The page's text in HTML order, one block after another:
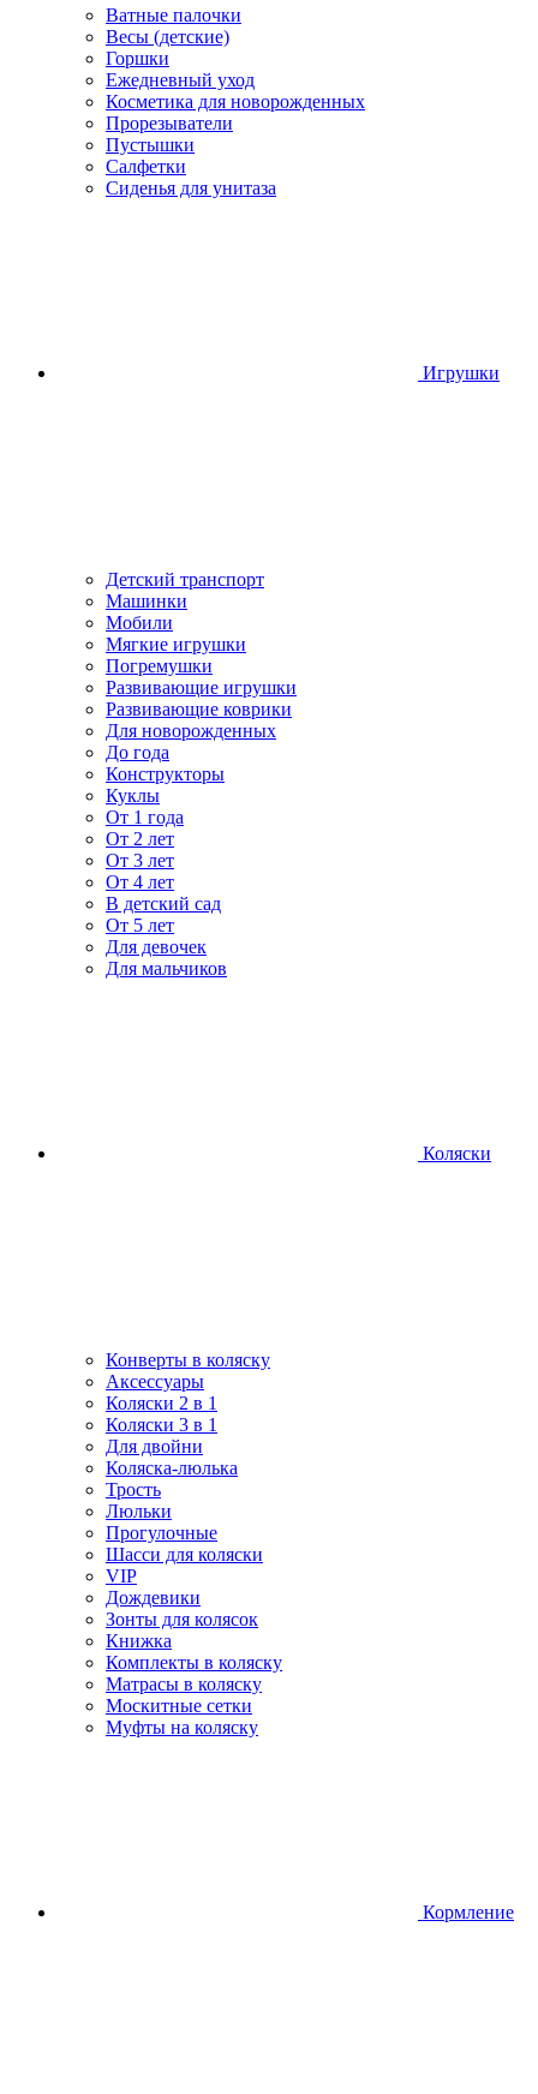
Ватные палочки
Весы (детские)
Горшки
Ежедневный уход
Косметика для новорожденных
Прорезыватели
Пустышки
Салфетки
Сиденья для унитаза
Игрушки
Детский транспорт
Машинки
Мобили
Мягкие игрушки
Погремушки
Развивающие игрушки
Развивающие коврики
Для новорожденных
До года
Конструкторы
Куклы
От 1 года
От 2 лет
От 3 лет
От 4 лет
В детский сад
От 5 лет
Для девочек
Для мальчиков
Коляски
Конверты в коляску
Аксессуары
Коляски 2 в 1
Коляски 3 в 1
Для двойни
Коляска-люлька
Трость
Люльки
Прогулочные
Шасси для коляски
VIP
Дождевики
Зонты для колясок
Книжка
Комплекты в коляску
Матрасы в коляску
Москитные сетки
Муфты на коляску
Кормление